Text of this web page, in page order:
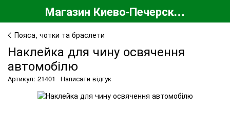
Магазин Киево-Печерской Лавры
Пояса, чотки та браслети
Наклейка для чину освячення
автомобілю
Артикул: 21401 Написати відгук